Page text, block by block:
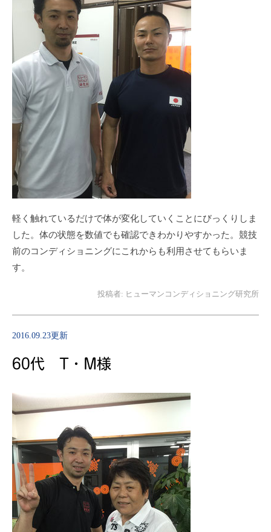
軽く触れているだけで体が変化していくことにびっくりしま
した。体の状態を数値でも確認できわかりやすかった。競技
前のコンディショニングにこれからも利用させてもらいま
す。
投稿者: ヒューマンコンディショニング研究所
2016.09.23更新
60代 T・M様